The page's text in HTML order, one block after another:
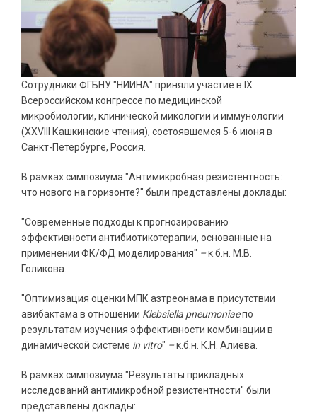
Сотрудники ФГБНУ "НИИНА" приняли участие в IX
Всероссийском конгрессе по медицинской
микробиологии, клинической микологии и иммунологии
(XXVIII Кашкинские чтения), состоявшемся 5-6 июня в
Санкт-Петербурге, Россия.
В рамках симпозиума "Антимикробная резистентность:
что нового на горизонте?" были представлены доклады:
"Современные подходы к прогнозированию
эффективности антибиотикотерапии, основанные на
применении ФК/ФД моделирования" –к.б.н. М.В.
Голикова.
"Оптимизация оценки МПК азтреонама в присутствии
авибактама в отношении Klebsiella pneumoniaeпо
результатам изучения эффективности комбинации в
динамической системе in vitro" –к.б.н. К.Н. Алиева.
В рамках симпозиума "Результаты прикладных
исследований антимикробной резистентности" были
представлены доклады: